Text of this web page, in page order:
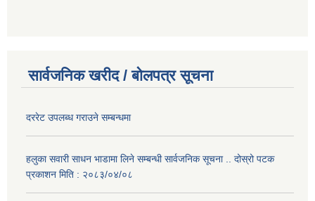
सार्वजनिक खरीद / बोलपत्र सूचना
दररेट उपलब्ध गराउने सम्बन्धमा
हलुका सवारी साधन भाडामा लिने सम्बन्धी सार्वजनिक सूचना .. दोस्रो पटक
प्रकाशन मिति : २०८३/०४/०८